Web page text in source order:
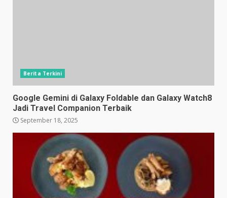
Berita Terkini
Google Gemini di Galaxy Foldable dan Galaxy Watch8
Jadi Travel Companion Terbaik
September 18, 2025